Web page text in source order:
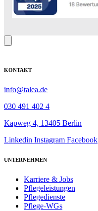
KONTAKT
info@talea.de
030 491 402 4
Kapweg 4, 13405 Berlin
Linkedin Instagram Facebook
UNTERNEHMEN
Karriere & Jobs
Pflegeleistungen
Pflegedienste
Pflege-WGs